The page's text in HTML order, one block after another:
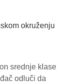
srednje klase
odluči da